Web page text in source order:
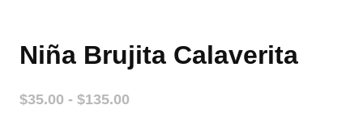
Niña Brujita Calaverita
$35.00 - $135.00